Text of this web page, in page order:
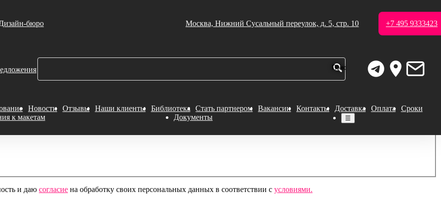
и даю согласие на обработку своих персональных данных в соответствии с условиями.
бюро Москва, Нижний Сусальный переулок, д. 5, стр. 10 +7 495 9333423
Новости Отзывы Наши клиенты Библиотека Стать партнером Вакансии Контакты Доставка Оплата
Сроки
к макетам
Документы ☰